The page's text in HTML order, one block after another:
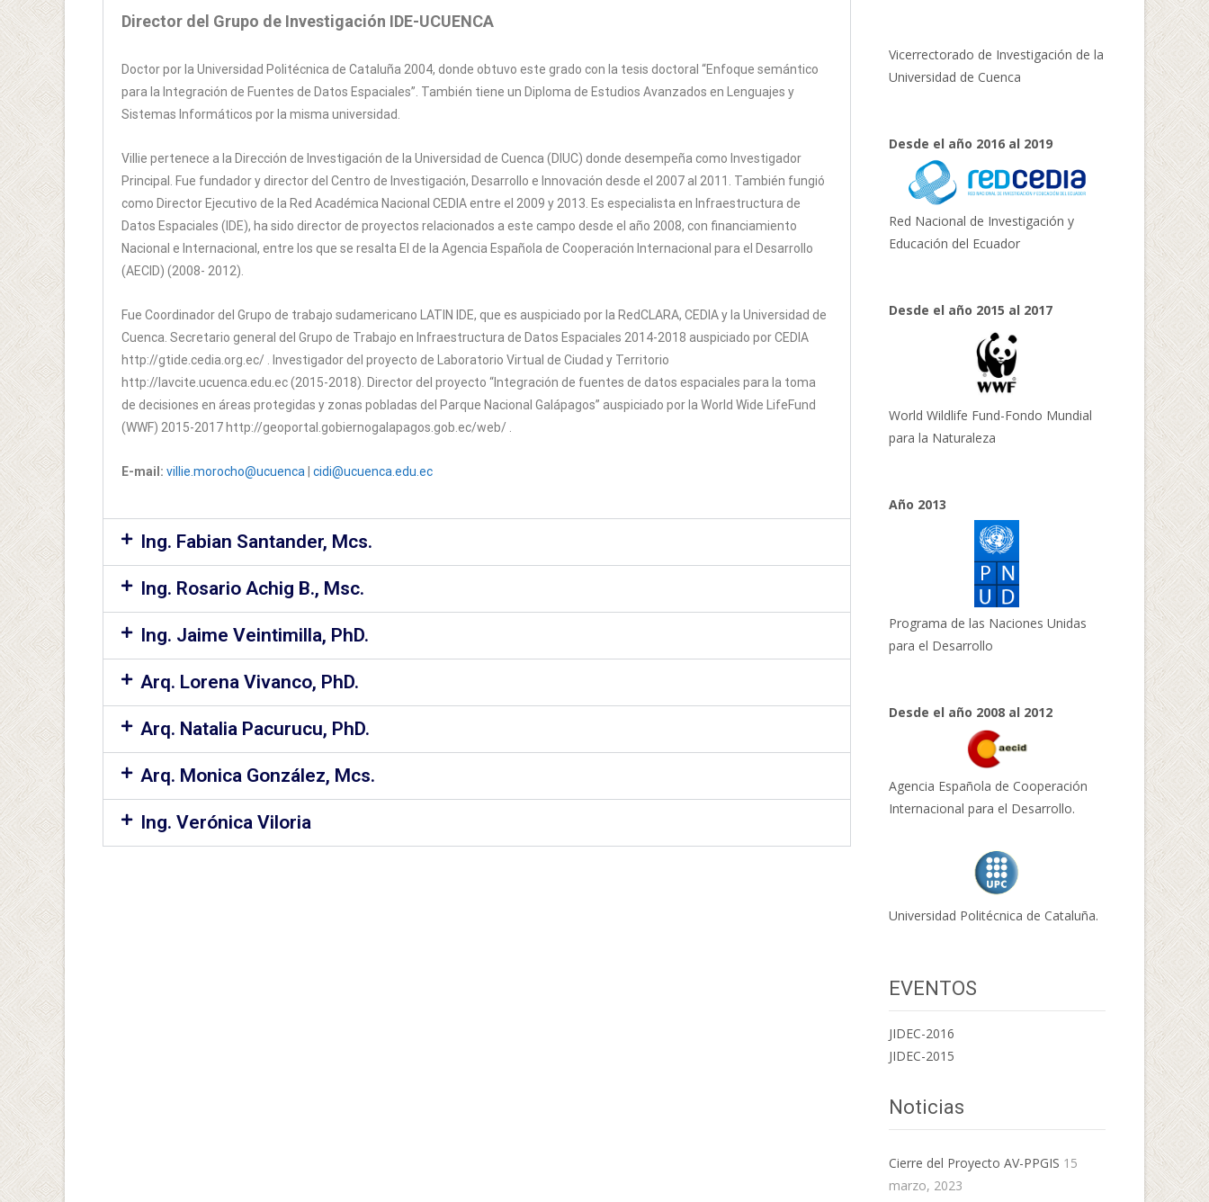
Director del Grupo de Investigación IDE-UCUENCA
Doctor por la Universidad Politécnica de Cataluña 2004, donde obtuvo este grado con la tesis doctoral “Enfoque semántico
para la Integración de Fuentes de Datos Espaciales”. También tiene un Diploma de Estudios Avanzados en Lenguajes y
Sistemas Informáticos por la misma universidad.
Villie pertenece a la Dirección de Investigación de la Universidad de Cuenca (DIUC) donde desempeña como Investigador
Principal. Fue fundador y director del Centro de Investigación, Desarrollo e Innovación desde el 2007 al 2011. También fungió
como Director Ejecutivo de la Red Académica Nacional CEDIA entre el 2009 y 2013. Es especialista en Infraestructura de
Datos Espaciales (IDE), ha sido director de proyectos relacionados a este campo desde el año 2008, con financiamiento
Nacional e Internacional, entre los que se resalta El de la Agencia Española de Cooperación Internacional para el Desarrollo
(AECID) (2008- 2012).
Fue Coordinador del Grupo de trabajo sudamericano LATIN IDE, que es auspiciado por la RedCLARA, CEDIA y la Universidad de
Cuenca. Secretario general del Grupo de Trabajo en Infraestructura de Datos Espaciales 2014-2018 auspiciado por CEDIA
http://gtide.cedia.org.ec/ . Investigador del proyecto de Laboratorio Virtual de Ciudad y Territorio
http://lavcite.ucuenca.edu.ec (2015-2018). Director del proyecto “Integración de fuentes de datos espaciales para la toma
de decisiones en áreas protegidas y zonas pobladas del Parque Nacional Galápagos” auspiciado por la World Wide LifeFund
(WWF) 2015-2017 http://geoportal.gobiernogalapagos.gob.ec/web/ .
E-mail: villie.morocho@ucuenca cidi@ucuenca.edu.ec
Ing. Fabian Santander, Mcs.
Ing. Rosario Achig B., Msc.
Ing. Jaime Veintimilla, PhD.
Arq. Lorena Vivanco, PhD.
Arq. Natalia Pacurucu, PhD.
Arq. Monica González, Mcs.
Ing. Verónica Viloria
Vicerrectorado de Investigación de la
Universidad de Cuenca
Desde el año 2016 al 2019
Red Nacional de Investigación y
Educación del Ecuador
Desde el año 2015 al 2017
World Wildlife Fund-Fondo Mundial
para la Naturaleza
Año 2013
Programa de las Naciones Unidas
para el Desarrollo
Desde el año 2008 al 2012
Agencia Española de Cooperación
Internacional para el Desarrollo.
Universidad Politécnica de Cataluña.
EVENTOS
JIDEC-2016
JIDEC-2015
Noticias
Cierre del Proyecto AV-PPGIS 15
marzo, 2023